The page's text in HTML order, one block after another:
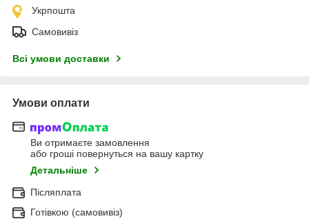
Укрпошта
Самовивіз
Всі умови доставки
Умови оплати
Ви отримаєте замовлення
або гроші повернуться на вашу картку
Детальніше
Післяплата
Готівкою (самовивіз)